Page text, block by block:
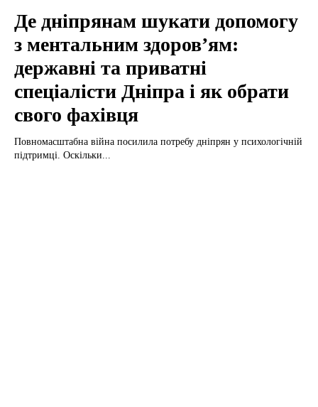
Де дніпрянам шукати допомогу
з ментальним здоров’ям:
державні та приватні
спеціалісти Дніпра і як обрати
свого фахівця
Повномасштабна війна посилила потребу дніпрян у психологічній
підтримці. Оскільки...